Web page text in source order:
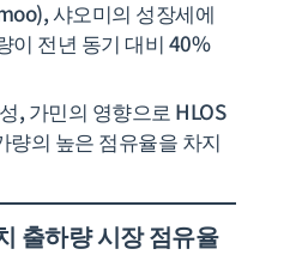
샤오미의 성장세에
이 전년 동기 대비 40%
, 가민의 영향으로 HLOS
의 높은 점유율을 차지
출하량 시장 점유율